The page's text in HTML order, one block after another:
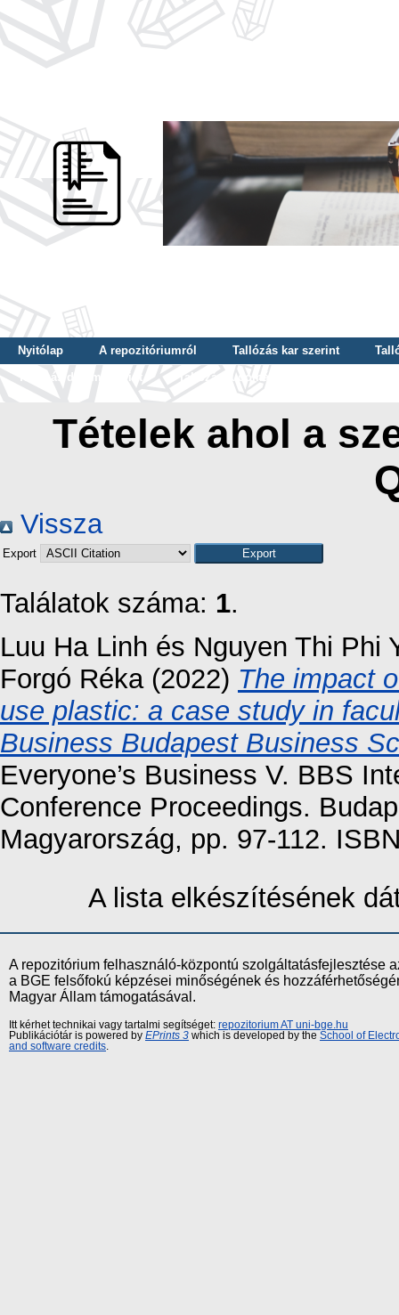
Nyitólap A repozitóriumról Tallózás kar szerint
Tallózás dátum szerint
Tallózás tudományterület szerint
Tételek ahol a
Vissza
Export
Találatok száma: 1.
Luu Ha Linh és Nguyen Thi Phi
Forgó Réka(2022) The impact
use plastic: a case study in
Business Budapest Business
Everyone’s Business V. BBS
Conference Proceedings.
Magyarország, pp. 97-112.
A lista elkészítésének
A repozitórium felhasználó-központú szolgáltatásfejlesztése
a BGE felsőfokú képzései minőségének és
Magyar Állam támogatásával.
Itt kérhet technikai vagy tartalmi segítséget: repozitorium AT uni-bge.hu
Publikációtár is powered by EPrints 3 which is developed by the School of
and software credits